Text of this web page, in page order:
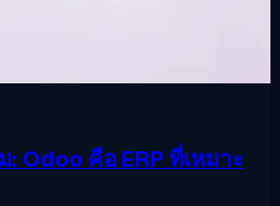
Odoo คือ ERP ที่เหมาะ